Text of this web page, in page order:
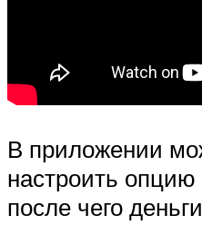
В приложении
настроить опцию
после чего